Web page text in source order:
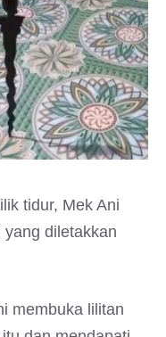
tidur, Mek Ani
diletakkan
membuka lilitan